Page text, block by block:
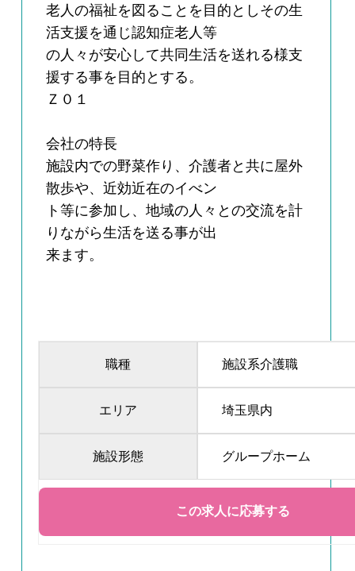
老人の福祉を図ることを目的としその生
活支援を通じ認知症老人等
の人々が安心して共同生活を送れる様支
援する事を目的とする。
Ｚ０１
会社の特長
施設内での野菜作り、介護者と共に屋外
散歩や、近効近在のイべン
ト等に参加し、地域の人々との交流を計
りながら生活を送る事が出
来ます。
職種 施設系介護職
エリア 埼玉県内
施設形態 グループホーム